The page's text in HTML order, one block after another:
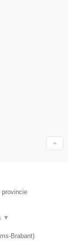
provincie
▼
Brabant)